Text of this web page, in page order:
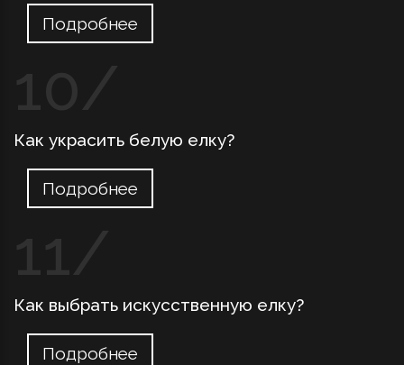
Подробнее
Как украсить белую елку?
Подробнее
Как выбрать искусственную елку?
Подробнее